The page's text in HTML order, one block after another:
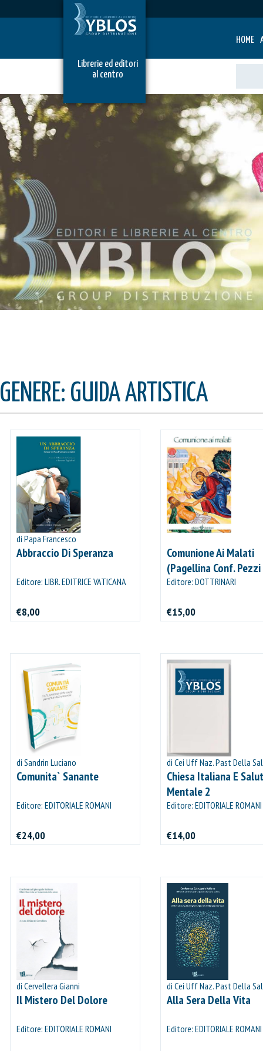
HOME
Librerie ed editori
al centro
GENERE: GUIDA ARTISTICA
di Papa Francesco
Abbraccio Di Speranza
Editore: LIBR. EDITRICE VATICANA
€8,00
Comunione Ai Malati
(Pagellina Conf.
Editore: DOTTRINARI
€15,00
di Sandrin Luciano
Comunita` Sanante
Editore: EDITORIALE ROMANI
€24,00
di Cei Uff Naz. Past Della
Chiesa Italiana E
Mentale 2
Editore: EDITORIALE ROMANI
€14,00
di Cervellera Gianni
Il Mistero Del Dolore
Editore: EDITORIALE ROMANI
di Cei Uff Naz. Past Della
Alla Sera Della Vita
Editore: EDITORIALE ROMANI
stai aggiungendo questo articolo: